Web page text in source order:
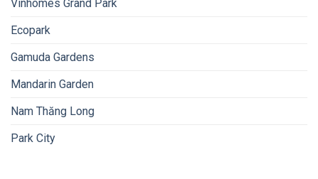
Vinhomes Grand Park
Ecopark
Gamuda Gardens
Mandarin Garden
Nam Thăng Long
Park City